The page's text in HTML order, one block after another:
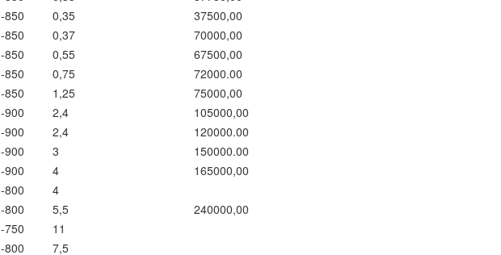
-850 0,35
37500,00
-850 0,37
70000,00
-850 0,55
67500,00
-850 0,75
72000.00
-850 1,25
75000,00
-900 2,4
105000,00
-900 2,4
120000.00
-900 3
150000.00
-900 4
165000,00
-800
4
-800 5,5
240000,00
-750
11
-800 7,5